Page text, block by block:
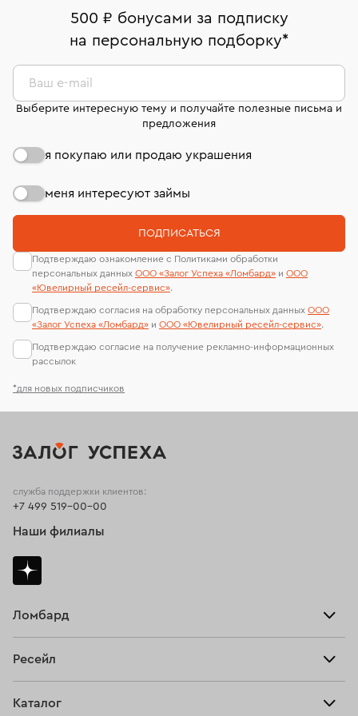
комиссионных украшений и часов смотрите на
странице«Возврат украшений»
Москва, ул. Грузинский Вал, д. 28/45
Срок бронирования украшения при самовывозе из
Оплата наличными или картой
Система быстрых платежей (по QR-коду)
В кредит от Т-Банка (до 50 000 руб., на 3–6 мес.)
номер (УИН)
На особо ценные изделия получены
сертификаты МГУ и других геммологических
лабораторий
500 ₽ бонусами за подписку
на персональную подборку*
*для новых подписчиков
Ваш e-mail
Выберите интересную тему и получайте полезные письма и
предложения
я покупаю или продаю украшения
меня интересуют займы
ПОДПИСАТЬСЯ
Подтверждаю ознакомление с Политиками обработки
персональных данных ООО «Залог Успеха «Ломбард» и ООО
«Ювелирный ресейл-сервиc».
Подтверждаю согласия на обработку персональных данных ООО
«Залог Успеха «Ломбард» и ООО «Ювелирный ресейл-сервиc».
Подтверждаю согласие на получение рекламно-информационных
рассылок
Ломбард
Тарифы
Ресейл
Каталог
служба поддержки клиентов:
+7 499 519-00-00
Наши филиалы